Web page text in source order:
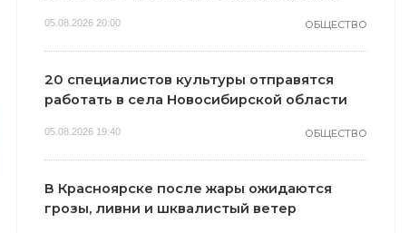
05.08.2026 20:00 ОБЩЕСТВО
20 специалистов культуры отправятся
работать в села Новосибирской области
05.08.2026 19:40 ОБЩЕСТВО
В Красноярске после жары ожидаются
грозы, ливни и шквалистый ветер